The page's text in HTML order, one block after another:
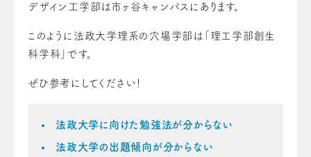
デザイン工学部は市ヶ谷キャンパスにあります。
このように法政大学理系の穴場学部は「理工学部創生
科学科」です。
ぜひ参考にしてください！
法政大学に向けた勉強法が分からない
法政大学の出題傾向が分からない